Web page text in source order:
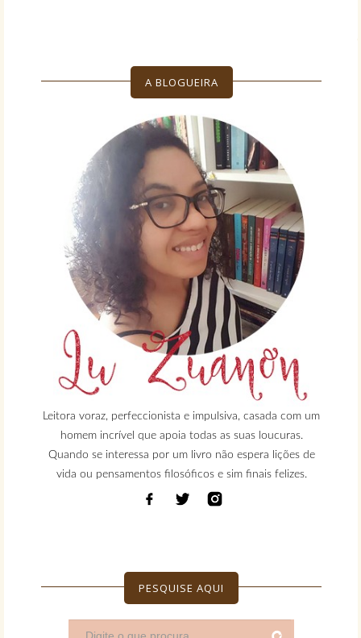
A BLOGUEIRA
Leitora voraz, perfeccionista e impulsiva, casada com um
homem incrível que apoia todas as suas loucuras.
Quando se interessa por um livro não espera lições de
vida ou pensamentos filosóficos e sim finais felizes.
PESQUISE AQUI